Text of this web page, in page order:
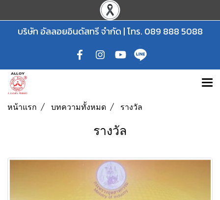
บริษัท อัลลอยอินดัสทรี จำกัด | โทร. 089 888 5088
หน้าแรก บทความทั้งหมด รางวัล
รางวัล